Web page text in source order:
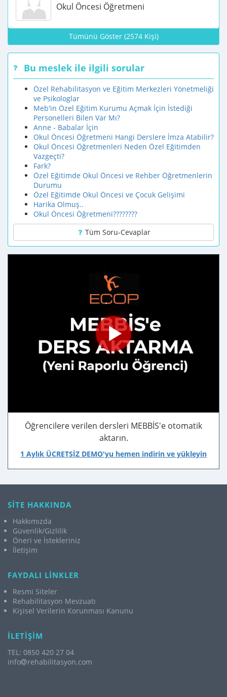
Okul Öncesi Öğretmeni
Tümünü Göster (2574 Kişi)
Bu meslek ile ilgili sorular
Özel Rehabilitasyon ve Eğitim Merkezleri Yönetmeliği
ve Psikologlar
Meb'in Özel Eğitim Kurumu Açmak İçin İstediği
Personelleri Bilen Var Mı?
Anne - Babalar İçin
Okul Öncesi Öğretmeni Hangi Derslere İmza Atabilir?
Okul Öncesi Öğretmenleri Neden Özel Eğitimden
Vazgeçti?
Fark?
Özel Eğitimde Okul Öncesi ve Rehber Öğretmenlerin
Durumu
Özel Eğitimde Okul Öncesi ve Çocuk Gelişimi
Harika Olmuş..
Okul Öncesi Öğretmeni????????
Tüm Soru-Cevaplar
Öğrencilere verilen dersleri MEBBİS'e otomatik
aktarın.
1 Aylık ÜCRETSİZ DEMO'yu hemen indirin ve yükleyin
SİTE HAKKINDA
Hakkımızda
Güvenlik/Gizlilik
Öneri ve İstekleriniz
İletişim
FAYDALI LİNKLER
Resmi Siteler
Rehabilitasyon Mevzuatı
Kişisel Verilerin Korunması Kanunu
İLETİŞİM
TEL: 0850 420 27 04
info
rehabilitasyon.com